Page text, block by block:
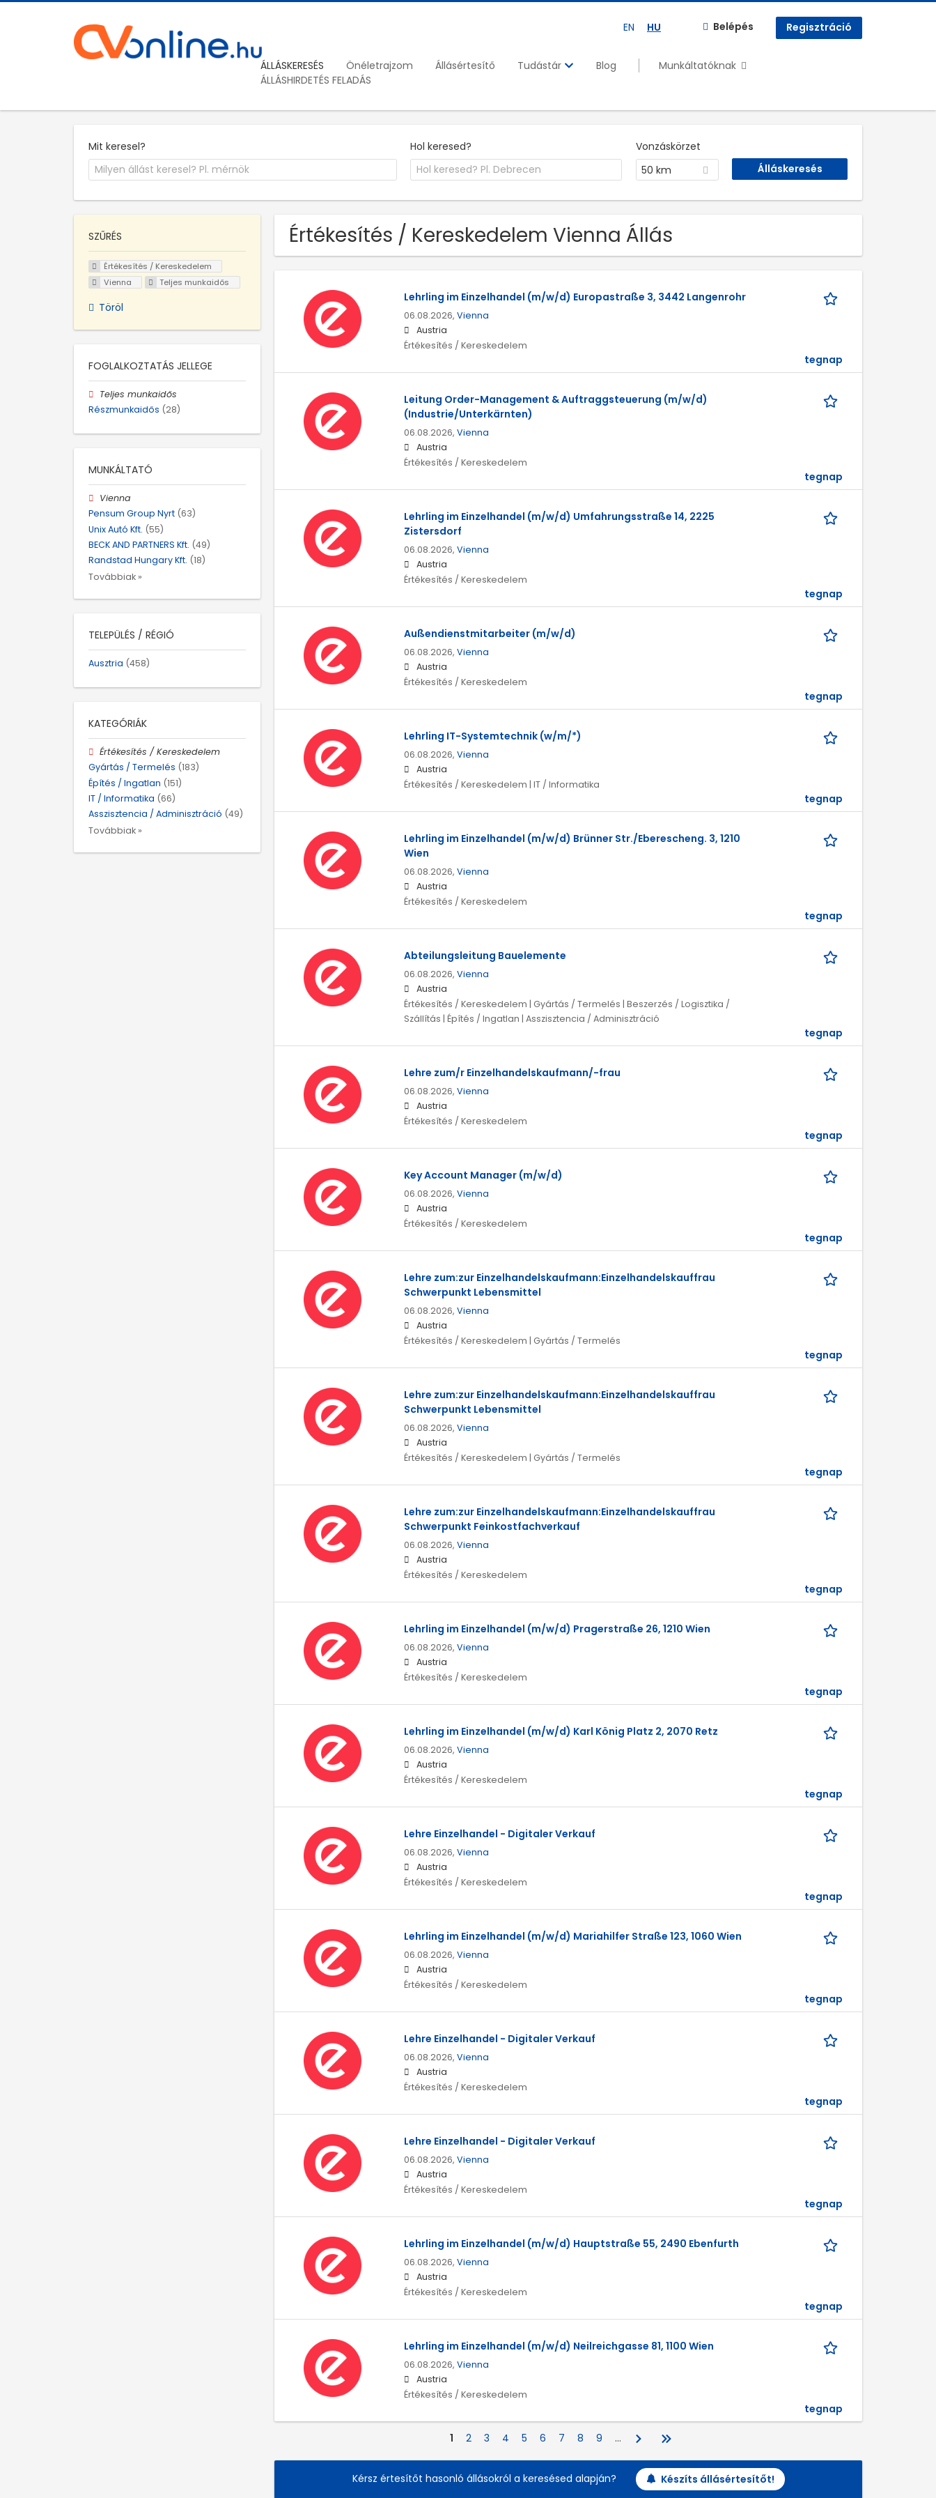
EN HU Belépés Regisztráció
ÁLLÁSKERESÉS Önéletrajzom Állásértesítő Tudástár Blog
Munkáltatóknak
ÁLLÁSHIRDETÉS FELADÁS
Mit keresel? Hol keresed?
Vonzáskörzet
50 km
Értékesítés / Kereskedelem Vienna Állás
Lehrling im Einzelhandel (m/w/d) Europastraße 3, 3442 Langenrohr
06.08.2026, Vienna
Austria
Értékesítés / Kereskedelem
tegnap
Leitung Order-Management & Auftraggsteuerung (m/w/d)
(Industrie/Unterkärnten)
06.08.2026, Vienna
Austria
Értékesítés / Kereskedelem
tegnap
Lehrling im Einzelhandel (m/w/d) Umfahrungsstraße 14, 2225
Zistersdorf
06.08.2026, Vienna
Austria
Értékesítés / Kereskedelem
tegnap
Außendienstmitarbeiter (m/w/d)
06.08.2026, Vienna
Austria
Értékesítés / Kereskedelem
tegnap
Lehrling IT-Systemtechnik (w/m/*)
06.08.2026, Vienna
Austria
Értékesítés / Kereskedelem | IT / Informatika
tegnap
Lehrling im Einzelhandel (m/w/d) Brünner Str./Eberescheng. 3, 1210
Wien
06.08.2026, Vienna
Austria
Értékesítés / Kereskedelem
tegnap
Abteilungsleitung Bauelemente
06.08.2026, Vienna
Austria
Értékesítés / Kereskedelem | Gyártás / Termelés | Beszerzés / Logisztika /
Szállítás | Építés / Ingatlan | Asszisztencia / Adminisztráció
tegnap
Lehre zum/r Einzelhandelskaufmann/-frau
06.08.2026, Vienna
Austria
Értékesítés / Kereskedelem
tegnap
Key Account Manager (m/w/d)
06.08.2026, Vienna
Austria
Értékesítés / Kereskedelem
tegnap
Lehre zum:zur Einzelhandelskaufmann:Einzelhandelskauffrau
Schwerpunkt Lebensmittel
06.08.2026, Vienna
Austria
Értékesítés / Kereskedelem | Gyártás / Termelés
tegnap
Lehre zum:zur Einzelhandelskaufmann:Einzelhandelskauffrau
Schwerpunkt Lebensmittel
06.08.2026, Vienna
Austria
Értékesítés / Kereskedelem | Gyártás / Termelés
tegnap
Lehre zum:zur Einzelhandelskaufmann:Einzelhandelskauffrau
Schwerpunkt Feinkostfachverkauf
06.08.2026, Vienna
Austria
Értékesítés / Kereskedelem
tegnap
Lehrling im Einzelhandel (m/w/d) Pragerstraße 26, 1210 Wien
06.08.2026, Vienna
Austria
Értékesítés / Kereskedelem
tegnap
Lehrling im Einzelhandel (m/w/d) Karl König Platz 2, 2070 Retz
06.08.2026, Vienna
Austria
Értékesítés / Kereskedelem
tegnap
Lehre Einzelhandel - Digitaler Verkauf
06.08.2026, Vienna
Austria
Értékesítés / Kereskedelem
tegnap
Lehrling im Einzelhandel (m/w/d) Mariahilfer Straße 123, 1060 Wien
06.08.2026, Vienna
Austria
Értékesítés / Kereskedelem
tegnap
Lehre Einzelhandel - Digitaler Verkauf
06.08.2026, Vienna
Austria
Értékesítés / Kereskedelem
tegnap
Lehre Einzelhandel - Digitaler Verkauf
06.08.2026, Vienna
Austria
Értékesítés / Kereskedelem
tegnap
Lehrling im Einzelhandel (m/w/d) Hauptstraße 55, 2490 Ebenfurth
06.08.2026, Vienna
Austria
Értékesítés / Kereskedelem
tegnap
Lehrling im Einzelhandel (m/w/d) Neilreichgasse 81, 1100 Wien
06.08.2026, Vienna
Austria
Értékesítés / Kereskedelem
tegnap
1 2 3 4 5 6 7 8 9 …
Kérsz értesítőt hasonló állásokról a keresésed alapján? Készíts állásértesítőt!
SZŰRÉS
Értékesítés / Kereskedelem
Vienna
Teljes munkaidős
Töröl
FOGLALKOZTATÁS JELLEGE
Teljes munkaidős
Részmunkaidős (28)
MUNKÁLTATÓ
Vienna
Pensum Group Nyrt (63)
Unix Autó Kft. (55)
BECK AND PARTNERS Kft. (49)
Randstad Hungary Kft. (18)
Továbbiak »
TELEPÜLÉS / RÉGIÓ
Ausztria (458)
KATEGÓRIÁK
Értékesítés / Kereskedelem
Gyártás / Termelés (183)
Építés / Ingatlan (151)
IT / Informatika (66)
Asszisztencia / Adminisztráció (49)
Továbbiak »